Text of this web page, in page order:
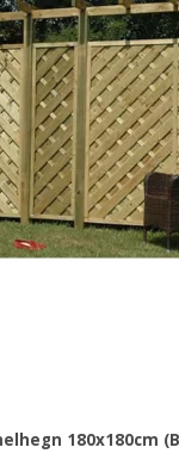
180x180cm